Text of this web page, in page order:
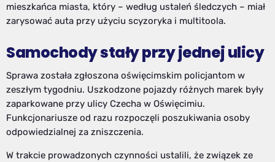
mieszkańca miasta, który – według ustaleń śledczych – miał
zarysować auta przy użyciu scyzoryka i multitoola.
Samochody stały przy jednej ulicy
Sprawa została zgłoszona oświęcimskim policjantom w
zeszłym tygodniu. Uszkodzone pojazdy różnych marek były
zaparkowane przy ulicy Czecha w Oświęcimiu.
Funkcjonariusze od razu rozpoczęli poszukiwania osoby
odpowiedzialnej za zniszczenia.
W trakcie prowadzonych czynności ustalili, że związek ze